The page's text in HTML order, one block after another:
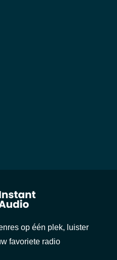
op één plek, luister
favoriete radio